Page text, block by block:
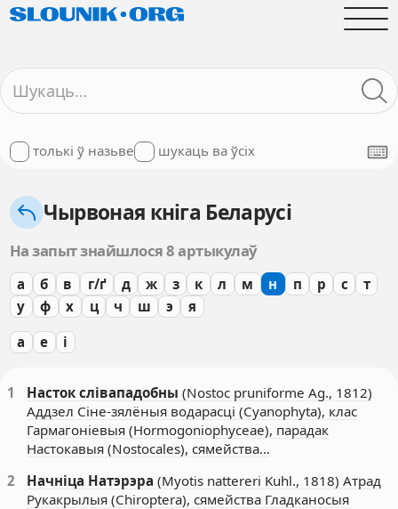
толькі ў назьве шукаць ва ўсіх
Чырвоная кніга Беларусі
На запыт знайшлося 8 артыкулаў
а б в г/ґ д ж з к л м н п р с
т
у
ф х ц ч ш э я
а е і
1 Насток слівападобны (Nostoc pruniforme Ag., 1812)
Аддзел Сіне-зялёныя водарасці (Cyanophyta), клас
Гармагоніевыя (Hormogoniophyceae), парадак
Настокавыя (Nostocales), сямейства…
2
Начніца Натэрэра (Myotis nattereri Kuhl., 1818) Атрад
Рукакрылыя (Chiroptera), сямейства Гладканосыя